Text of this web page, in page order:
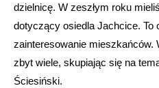
dzielnicę. W zeszłym roku
dotyczący osiedla Jachcice. To
zainteresowanie mieszkańców.
zbyt wiele, skupiając się na
Ściesiński.